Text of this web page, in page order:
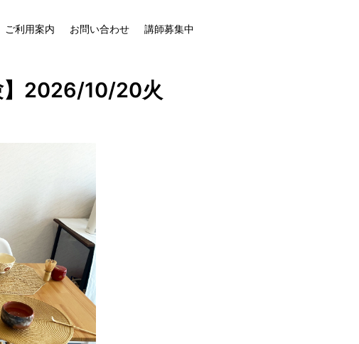
ご利用案内 お問い合わせ 講師募集中
2026/10/20火